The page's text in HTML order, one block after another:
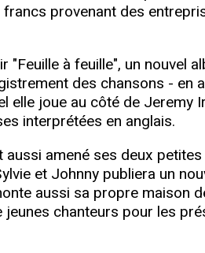
provenant des
à feuille", un nouvel
des chansons - en
elle joue au côté de Jeremy
interprétées en anglais.
aussi amené ses deux
et Johnny publiera un
aussi sa propre maison
chanteurs pour les